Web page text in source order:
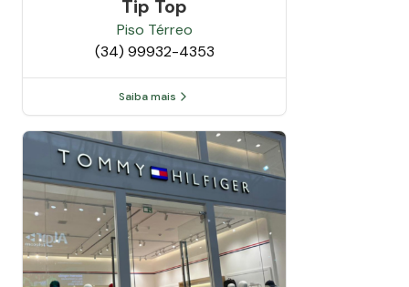
Tip Top
Piso Térreo
(34) 99932-4353
Saiba mais